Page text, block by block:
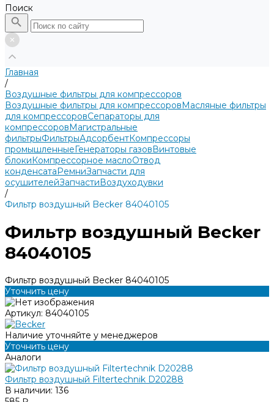
Поиск
Главная
/
Воздушные фильтры для компрессоров
Воздушные фильтры для компрессоровМасляные фильтры
для компрессоровСепараторы для
компрессоровМагистральные
фильтрыФильтрыАдсорбентКомпрессоры
промышленныеГенераторы газовВинтовые
блокиКомпрессорное маслоОтвод
конденсатаРемниЗапчасти для
осушителейЗапчастиВоздуходувки
/
Фильтр воздушный Becker 84040105
Фильтр воздушный Becker
84040105
Фильтр воздушный Becker 84040105
Уточнить цену
Артикул: 84040105
Наличие уточняйте у менеджеров
Уточнить цену
Аналоги
Фильтр воздушный Filtertechnik D20288
В наличии: 136